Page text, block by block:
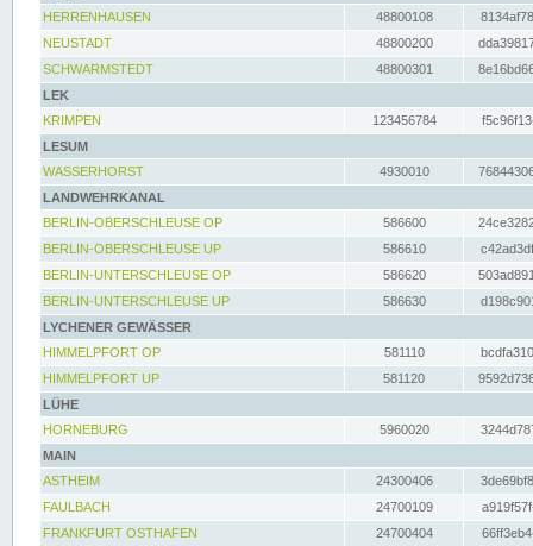
HERRENHAUSEN
48800108
NEUSTADT
48800200
SCHWARMSTEDT
48800301
LEK
KRIMPEN
123456784
LESUM
WASSERHORST
4930010
LANDWEHRKANAL
BERLIN-OBERSCHLEUSE OP
586600
BERLIN-OBERSCHLEUSE UP
586610
BERLIN-UNTERSCHLEUSE OP
586620
BERLIN-UNTERSCHLEUSE UP
586630
LYCHENER GEWÄSSER
HIMMELPFORT OP
581110
HIMMELPFORT UP
581120
LÜHE
HORNEBURG
5960020
MAIN
ASTHEIM
24300406
FAULBACH
24700109
FRANKFURT OSTHAFEN
24700404